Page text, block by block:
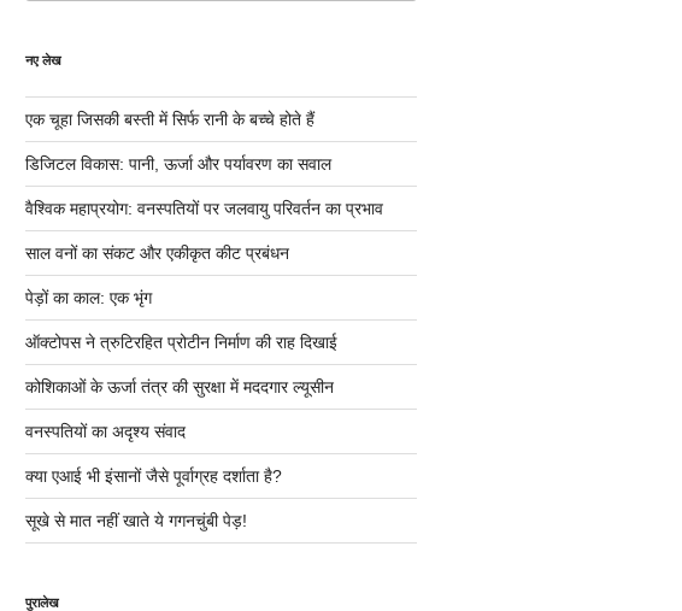
नए लेख
एक चूहा जिसकी बस्ती में सिर्फ रानी के बच्चे होते हैं
डिजिटल विकास: पानी, ऊर्जा और पर्यावरण का सवाल
वैश्विक महाप्रयोग: वनस्पतियों पर जलवायु परिवर्तन का प्रभाव
साल वनों का संकट और एकीकृत कीट प्रबंधन
पेड़ों का काल: एक भृंग
ऑक्टोपस ने त्रुटिरहित प्रोटीन निर्माण की राह दिखाई
कोशिकाओं के ऊर्जा तंत्र की सुरक्षा में मददगार ल्यूसीन
वनस्पतियों का अदृश्य संवाद
क्या एआई भी इंसानों जैसे पूर्वाग्रह दर्शाता है?
सूखे से मात नहीं खाते ये गगनचुंबी पेड़!
पुरालेख